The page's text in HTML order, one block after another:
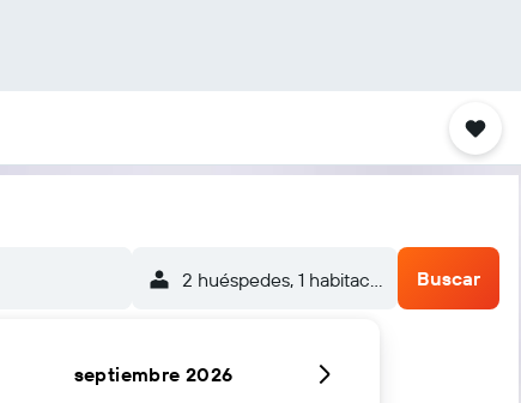
2 huéspedes, 1 habitación Buscar
septiembre 2026